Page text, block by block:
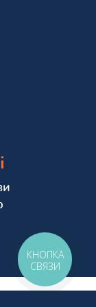
КНОПКА
СВЯЗИ